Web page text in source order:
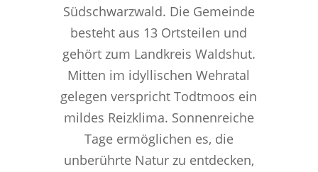
Südschwarzwald. Die Gemeinde
besteht aus 13 Ortsteilen und
gehört zum Landkreis Waldshut.
Mitten im idyllischen Wehratal
gelegen verspricht Todtmoos ein
mildes Reizklima. Sonnenreiche
Tage ermöglichen es, die
unberührte Natur zu entdecken,